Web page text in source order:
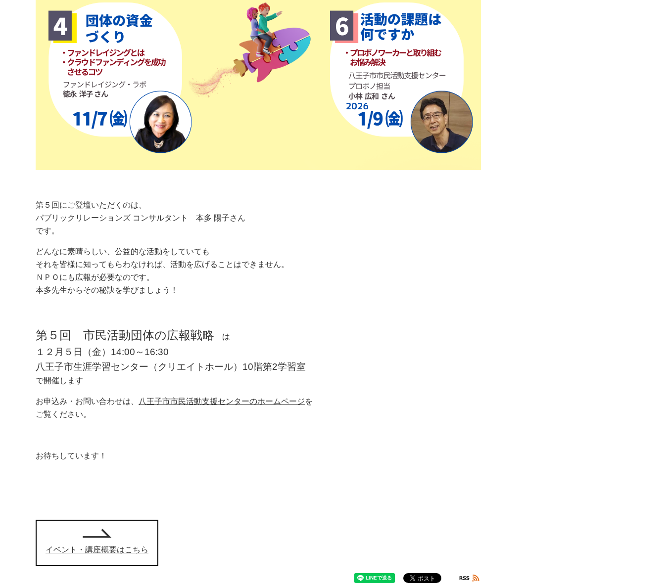
第５回にご登壇いただくのは、
パブリックリレーションズ コンサルタント 本多 陽子さん
です。
どんなに素晴らしい、公益的な活動をしていても
それを皆様に知ってもらわなければ、活動を広げることはできません。
ＮＰＯにも広報が必要なのです。
本多先生からその秘訣を学びましょう！
第５回 市民活動団体の広報戦略 は
１２月５日（金）14:00～16:30
八王子市生涯学習センター（クリエイトホール）10階第2学習室
で開催します
お申込み・お問い合わせは、 八王子市市民活動支援センターのホームページを
ご覧ください。
お待ちしています！
イベント・講座概要はこちら